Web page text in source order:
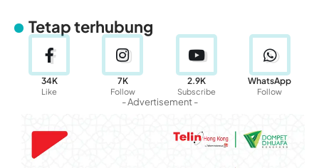
Tetap terhubung
34K
Like
7K
Follow
2.9K
Subscribe
WhatsApp
Follow
- Advertisement -